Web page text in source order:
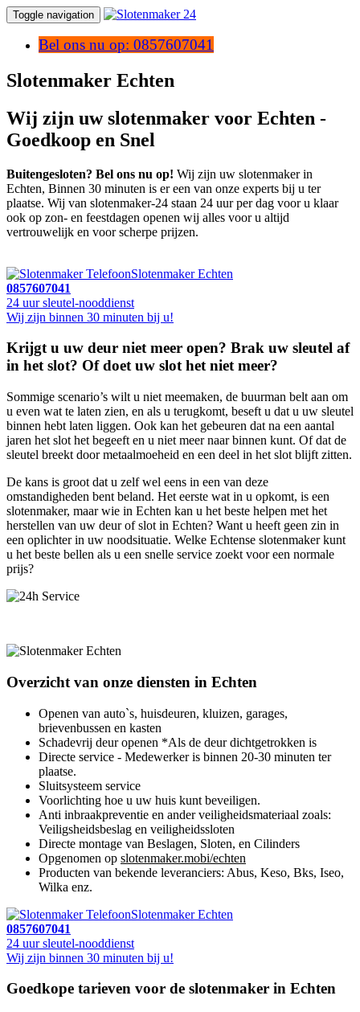
Toggle navigation
Bel ons nu op: 0857607041
Slotenmaker Echten
Wij zijn uw slotenmaker voor Echten -
Goedkoop en Snel
Buitengesloten? Bel ons nu op! Wij zijn uw slotenmaker in
Echten, Binnen 30 minuten is er een van onze experts bij u ter
plaatse. Wij van slotenmaker-24 staan 24 uur per dag voor u klaar
ook op zon- en feestdagen openen wij alles voor u altijd
vertrouwelijk en voor scherpe prijzen.
Slotenmaker Echten
0857607041
24 uur sleutel-nooddienst
Wij zijn binnen 30 minuten bij u!
Krijgt u uw deur niet meer open? Brak uw sleutel af
in het slot? Of doet uw slot het niet meer?
Sommige scenario’s wilt u niet meemaken, de buurman belt aan om
u even wat te laten zien, en als u terugkomt, beseft u dat u uw sleutel
binnen hebt laten liggen. Ook kan het gebeuren dat na een aantal
jaren het slot het begeeft en u niet meer naar binnen kunt. Of dat de
sleutel breekt door metaalmoeheid en een deel in het slot blijft zitten.
De kans is groot dat u zelf wel eens in een van deze
omstandigheden bent beland. Het eerste wat in u opkomt, is een
slotenmaker, maar wie in Echten kan u het beste helpen met het
herstellen van uw deur of slot in Echten? Want u heeft geen zin in
een oplichter in uw noodsituatie. Welke Echtense slotenmaker kunt
u het beste bellen als u een snelle service zoekt voor een normale
prijs?
Overzicht van onze diensten in Echten
Openen van auto`s, huisdeuren, kluizen, garages,
brievenbussen en kasten
Schadevrij deur openen *Als de deur dichtgetrokken is
Directe service - Medewerker is binnen 20-30 minuten ter
plaatse.
Sluitsysteem service
Voorlichting hoe u uw huis kunt beveiligen.
Anti inbraakpreventie en ander veiligheidsmateriaal zoals:
Veiligsheidsbeslag en veiligheidssloten
Directe montage van Beslagen, Sloten, en Cilinders
Opgenomen op slotenmaker.mobi/echten
Producten van bekende leveranciers: Abus, Keso, Bks, Iseo,
Wilka enz.
Slotenmaker Echten
0857607041
24 uur sleutel-nooddienst
Wij zijn binnen 30 minuten bij u!
Goedkope tarieven voor de slotenmaker in Echten